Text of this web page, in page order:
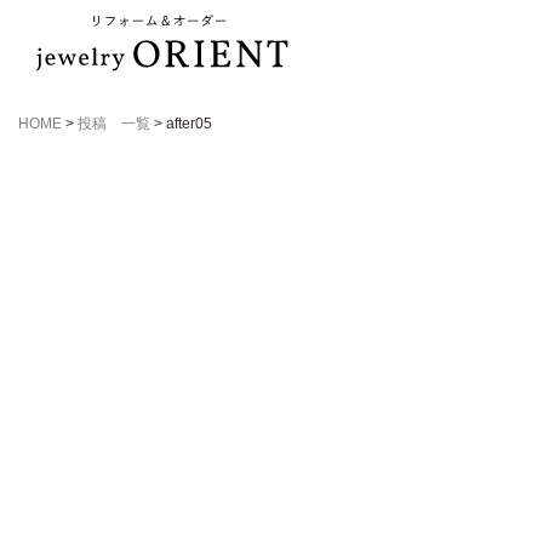
HOME > 投稿 一覧 > after05